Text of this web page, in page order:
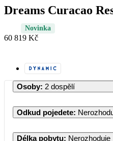
Dreams Curacao
Novinka
60 819 Kč
Osoby: 2 dospělí
Odkud pojedete:
Délka pobytu: Nerozhoduje